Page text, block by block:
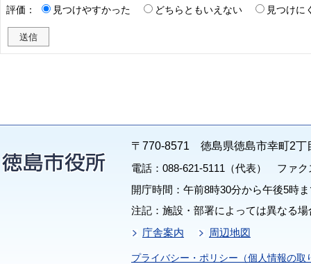
評価：
見つけやすかった どちらともいえない 見つけに
〒770-8571 徳島県徳島市幸町2丁
電話：088-621-5111（代表） ファク
開庁時間：午前8時30分から午後5時
注記：施設・部署によっては異なる
庁舎案内
周辺地図
プライバシー・ポリシー（個人情報の取